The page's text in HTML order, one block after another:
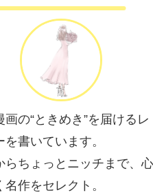
画の“ときめき”を届けるレ
を書いています。
らちょっとニッチまで、心
名作をセレクト。